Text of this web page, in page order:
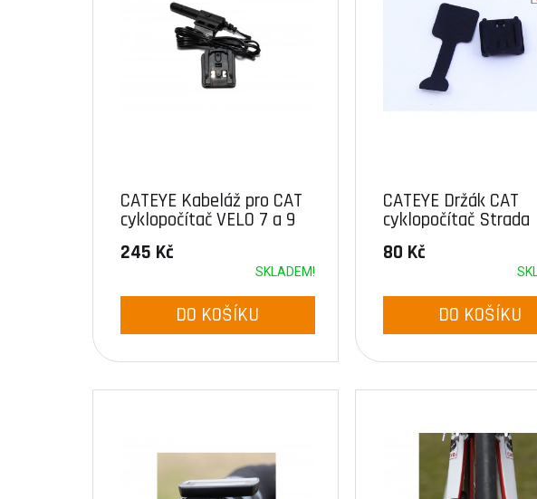
CATEYE Kabeláž pro CAT
cyklopočítač VELO 7 a 9
245 Kč
SKLADEM!
DO KOŠÍKU
CATEYE Držák CAT
cyklopočítač Strada
Wireless
80 Kč
DO KOŠÍKU